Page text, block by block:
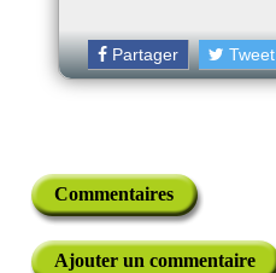
Partager Tweet
Commentaires
Ajouter un commentaire